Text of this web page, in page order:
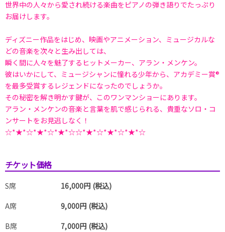
世界中の人々から愛され続ける楽曲をピアノの弾き語りでたっぷり
お届けします。
ディズニー作品をはじめ、映画やアニメーション、ミュージカルな
どの音楽を次々と生み出しては、
瞬く間に人々を魅了するヒットメーカー、アラン・メンケン。
彼はいかにして、ミュージシャンに憧れる少年から、アカデミー賞®
を最多受賞するレジェンドになったのでしょうか。
その秘密を解き明かす鍵が、このワンマンショーにあります。
アラン・メンケンの音楽と言葉を肌で感じられる、貴重なソロ・コ
ンサートをお見逃しなく！
☆*★*☆*★*☆*★*☆☆*★*☆*★*☆*★*☆
チケット価格
S席
16,000円 (税込)
A席
9,000円 (税込)
B席
7,000円 (税込)